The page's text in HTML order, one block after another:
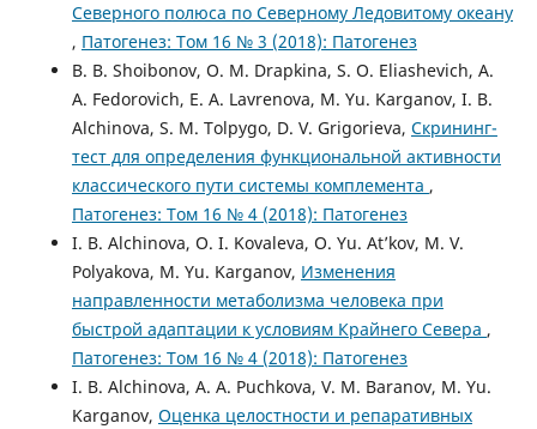
Северного полюса по Северному Ледовитому океану
, Патогенез: Том 16 № 3 (2018): Патогенез
B. B. Shoibonov, O. M. Drapkina, S. O. Eliashevich, A.
A. Fedorovich, E. A. Lavrenova, M. Yu. Karganov, I. B.
Alchinova, S. M. Tolpygo, D. V. Grigorieva, Скрининг-
тест для определения функциональной активности
классического пути системы комплемента ,
Патогенез: Том 16 № 4 (2018): Патогенез
I. B. Alchinova, O. I. Kovaleva, O. Yu. At’kov, M. V.
Polyakova, M. Yu. Karganov, Изменения
направленности метаболизма человека при
быстрой адаптации к условиям Крайнего Севера ,
Патогенез: Том 16 № 4 (2018): Патогенез
I. B. Alchinova, A. A. Puchkova, V. M. Baranov, M. Yu.
Karganov, Оценка целостности и репаративных